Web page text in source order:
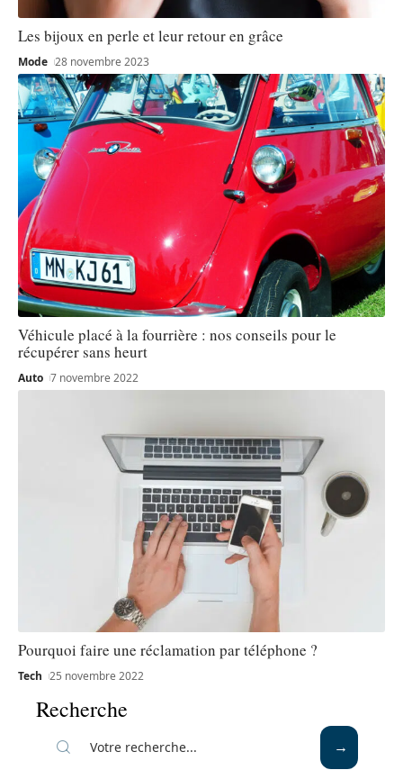
Les bijoux en perle et leur retour en grâce
Mode 28 novembre 2023
Véhicule placé à la fourrière : nos conseils pour le
récupérer sans heurt
Auto 7 novembre 2022
Pourquoi faire une réclamation par téléphone ?
Tech 25 novembre 2022
Recherche